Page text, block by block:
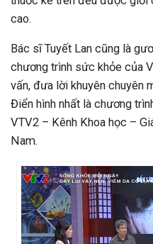
cao.
Bác sĩ Tuyết Lan cũng là
chương trình sức khỏe của
vấn, đưa lời khuyên chuyên
Điển hình nhất là chương
VTV2 – Kênh Khoa học –
Nam.